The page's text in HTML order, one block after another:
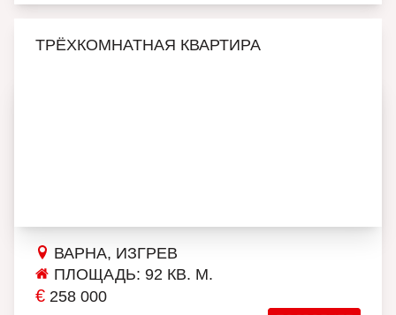
ТРЁХКОМНАТНАЯ КВАРТИРА
ВАРНА, ИЗГРЕВ
ПЛОЩАДЬ: 92 КВ. М.
€ 258 000